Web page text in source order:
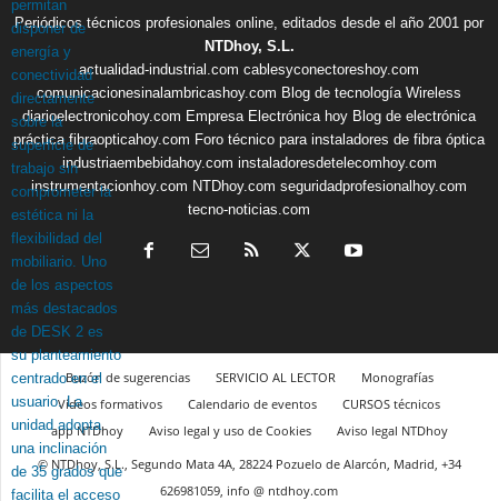
Periódicos técnicos profesionales online, editados desde el año 2001 por
NTDhoy, S.L.
actualidad-industrial.com cablesyconectoreshoy.com
comunicacionesinalambricashoy.com Blog de tecnología Wireless
diarioelectronicohoy.com Empresa Electrónica hoy Blog de electrónica
práctica fibraopticahoy.com Foro técnico para instaladores de fibra óptica
industriaembebidahoy.com instaladoresdetelecomhoy.com
instrumentacionhoy.com NTDhoy.com seguridadprofesionalhoy.com
tecno-noticias.com
Buzón de sugerencias SERVICIO AL LECTOR
Monografías
Vídeos formativos
Calendario de eventos
CURSOS técnicos
app NTDhoy
Aviso legal y uso de Cookies
Aviso legal NTDhoy
© NTDhoy, S.L., Segundo Mata 4A, 28224 Pozuelo de Alarcón, Madrid, +34
626981059, info @ ntdhoy.com